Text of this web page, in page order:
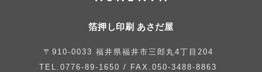
箔押し印刷 あさだ屋
〒910-0033 福井県福井市三郎丸4丁目204
TEL.0776-89-1650 / FAX.050-3488-8863